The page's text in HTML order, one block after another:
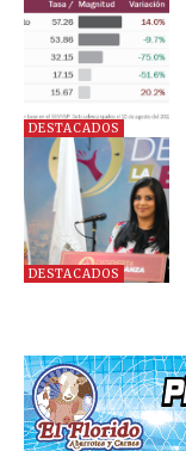
DESTACADOS
DESTACADOS